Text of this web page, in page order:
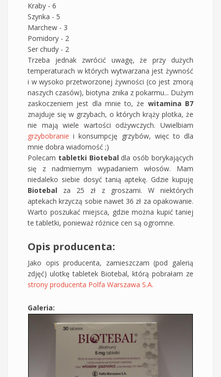
Kraby - 6
Szynka - 5
Marchew - 3
Pomidory - 2
Ser chudy - 2
Trzeba jednak zwrócić uwagę, że przy dużych
temperaturach w których wytwarzana jest żywność
i w wysoko przetworzonej żywności (co jest zmorą
naszych czasów), biotyna znika z pokarmu... Dużym
zaskoczeniem jest dla mnie to, że witamina B7
znajduje się w grzybach, o których krąży plotka, że
nie mają wiele wartości odżywczych. Uwielbiam
grzybobranie i konsumpcję grzybów, więc to dla
mnie dobra wiadomość ;)
Polecam tabletki Biotebaldla osób borykających
się z nadmiernym wypadaniem włosów. Mam
niedaleko siebie dosyć tanią aptekę. Gdzie kupuję
Biotebal za 25 zł z groszami. W niektórych
aptekach krzyczą sobie nawet 36 zł za opakowanie.
Warto poszukać miejsca, gdzie można kupić taniej
te tabletki, ponieważ różnice cen są ogromne.
Opis producenta:
Jako opis producenta, zamieszczam (pod galerią
zdjęć) ulotkę tabletek Biotebal, którą pobrałam ze
strony producenta Polfa Warszawa S.A.
Galeria: